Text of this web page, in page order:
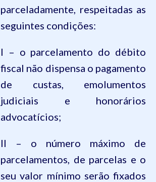
parceladamente, respeitadas as
seguintes condições:
I – o parcelamento do débito
fiscal não dispensa o pagamento
de custas, emolumentos
judiciais e honorários
advocatícios;
II – o número máximo de
parcelamentos, de parcelas e o
seu valor mínimo serão fixados